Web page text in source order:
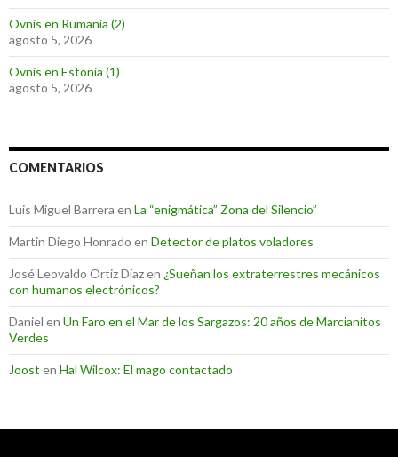
Ovnis en Rumania (2)
agosto 5, 2026
Ovnis en Estonia (1)
agosto 5, 2026
COMENTARIOS
Luis Miguel Barrera en La “enigmática” Zona del Silencio”
Martin Diego Honrado en Detector de platos voladores
José Leovaldo Ortiz Díazen ¿Sueñan los extraterrestres mecánicos
con humanos electrónicos?
Daniel en Un Faro en el Mar de los Sargazos: 20 años de Marcianitos
Verdes
Joost en Hal Wilcox: El mago contactado